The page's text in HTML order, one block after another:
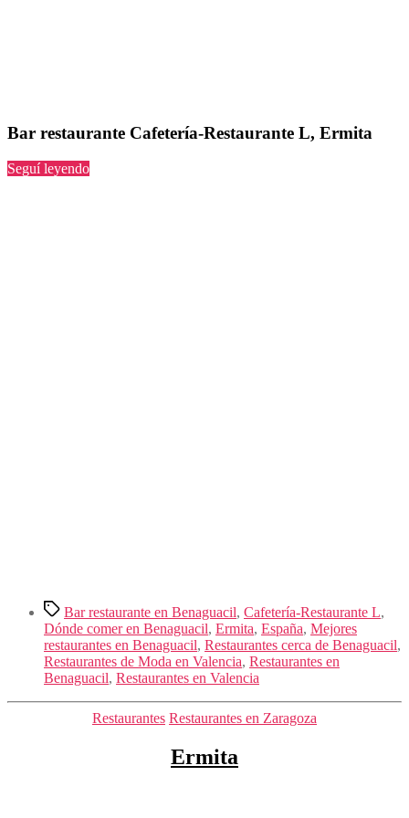
Bar restaurante Cafetería-Restaurante L, Ermita
Seguí leyendo“Cafetería-
Etiquetas
Bar restaurante en Benaguacil, Cafetería-Restaurante L,
Dónde comer en Benaguacil, Ermita, España, Mejores
restaurantes en Benaguacil, Restaurantes cerca de Benaguacil,
Restaurantes de Moda en Valencia, Restaurantes en
Benaguacil, Restaurantes en Valencia
Categorías
Restaurantes Restaurantes en Zaragoza
Ermita